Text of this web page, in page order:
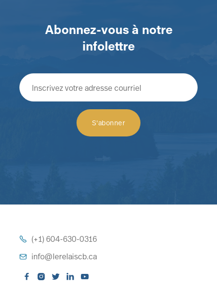
Abonnez-vous à notre
infolettre
 (+1) 604-630-0316
 info@lerelaiscb.ca
    